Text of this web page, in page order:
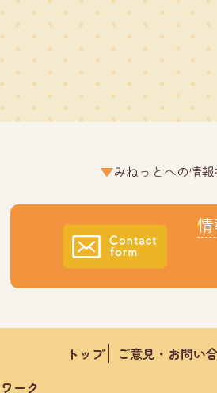
みねっとへの情
ーク
トップ ご意見・お問い